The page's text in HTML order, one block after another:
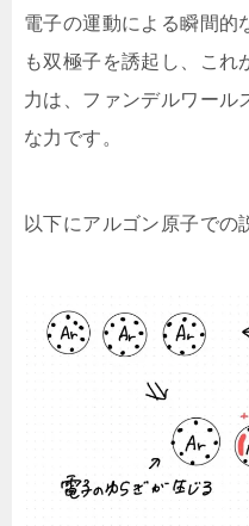
電子の運動による瞬間的
も双極子を誘起し、これ
力は、ファンデルワール
な力です。
以下にアルゴン原子での